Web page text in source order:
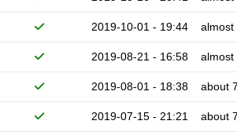
2019-10-01 - 19:44 almost
2019-08-21 - 16:58 almost
2019-08-01 - 18:38 about
2019-07-15 - 21:21 about